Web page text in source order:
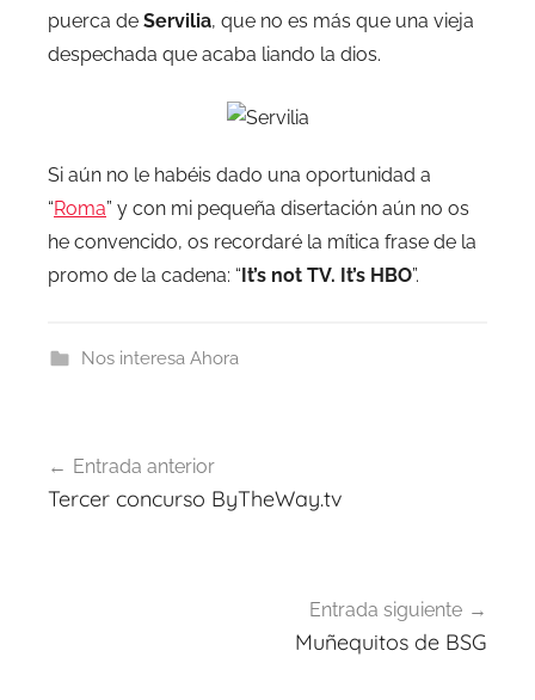
puerca de Servilia, que no es más que una vieja
despechada que acaba liando la dios.
Si aún no le habéis dado una oportunidad a
“Roma” y con mi pequeña disertación aún no os
he convencido, os recordaré la mítica frase de la
promo de la cadena: “It’s not TV. It’s HBO”.
Nos interesa Ahora
de
Entrada anterior
Tercer concurso ByTheWay.tv
Entrada siguiente
Muñequitos de BSG